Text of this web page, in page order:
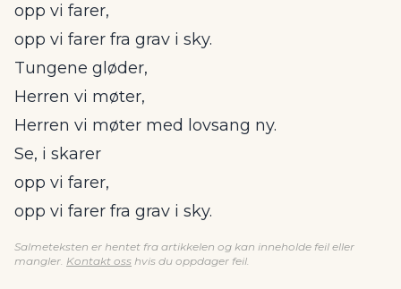
opp vi farer,
opp vi farer fra grav i sky.
Tungene gløder,
Herren vi møter,
Herren vi møter med lovsang ny.
Se, i skarer
opp vi farer,
opp vi farer fra grav i sky.
Salmeteksten er hentet fra artikkelen og kan inneholde feil eller
mangler. Kontakt oss hvis du oppdager feil.